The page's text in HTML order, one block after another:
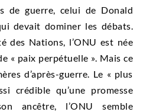
de guerre, celui de Donald
devait dominer les débats.
des Nations, l’ONU est née
« paix perpétuelle ». Mais ce
d’après-guerre. Le « plus
crédible qu’une promesse
ancêtre, l’ONU semble